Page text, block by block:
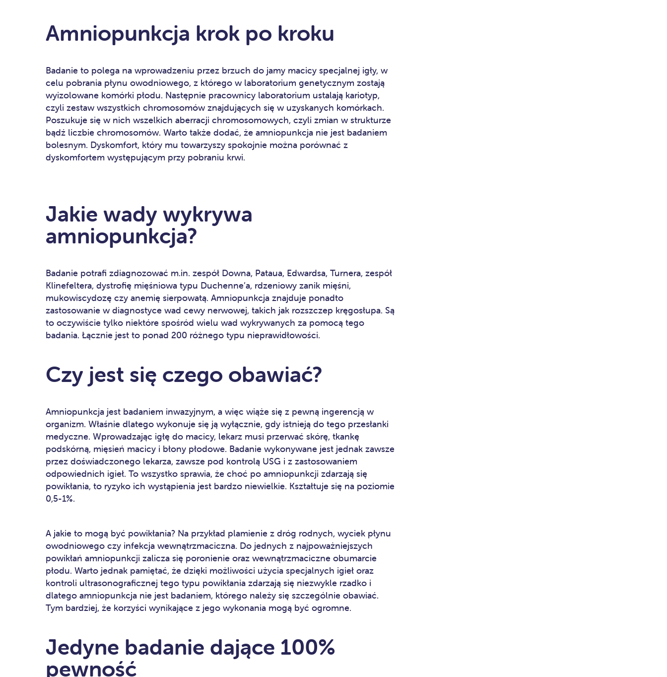
Amniopunkcja krok po kroku
Badanie to polega na wprowadzeniu przez brzuch do jamy macicy specjalnej igły, w
celu pobrania płynu owodniowego, z którego w laboratorium genetycznym zostają
wyizolowane komórki płodu. Następnie pracownicy laboratorium ustalają kariotyp,
czyli zestaw wszystkich chromosomów znajdujących się w uzyskanych komórkach.
Poszukuje się w nich wszelkich aberracji chromosomowych, czyli zmian w strukturze
bądź liczbie chromosomów. Warto także dodać, że amniopunkcja nie jest badaniem
bolesnym. Dyskomfort, który mu towarzyszy spokojnie można porównać z
dyskomfortem występującym przy pobraniu krwi.
Jakie wady wykrywa
amniopunkcja?
Badanie potrafi zdiagnozować m.in. zespół Downa, Pataua, Edwardsa, Turnera, zespół
Klinefeltera, dystrofię mięśniowa typu Duchenne’a, rdzeniowy zanik mięśni,
mukowiscydozę czy anemię sierpowatą. Amniopunkcja znajduje ponadto
zastosowanie w diagnostyce wad cewy nerwowej, takich jak rozszczep kręgosłupa. Są
to oczywiście tylko niektóre spośród wielu wad wykrywanych za pomocą tego
badania. Łącznie jest to ponad 200 różnego typu nieprawidłowości.
Czy jest się czego obawiać?
Amniopunkcja jest badaniem inwazyjnym, a więc wiąże się z pewną ingerencją w
organizm. Właśnie dlatego wykonuje się ją wyłącznie, gdy istnieją do tego przesłanki
medyczne. Wprowadzając igłę do macicy, lekarz musi przerwać skórę, tkankę
podskórną, mięsień macicy i błony płodowe. Badanie wykonywane jest jednak zawsze
przez doświadczonego lekarza, zawsze pod kontrolą USG i z zastosowaniem
odpowiednich igieł. To wszystko sprawia, że choć po amniopunkcji zdarzają się
powikłania, to ryzyko ich wystąpienia jest bardzo niewielkie. Kształtuje się na poziomie
0,5-1%.
A jakie to mogą być powikłania? Na przykład plamienie z dróg rodnych, wyciek płynu
owodniowego czy infekcja wewnątrzmaciczna. Do jednych z najpoważniejszych
powikłań amniopunkcji zalicza się poronienie oraz wewnątrzmaciczne obumarcie
płodu. Warto jednak pamiętać, że dzięki możliwości użycia specjalnych igieł oraz
kontroli ultrasonograficznej tego typu powikłania zdarzają się niezwykle rzadko i
dlatego amniopunkcja nie jest badaniem, którego należy się szczególnie obawiać.
Tym bardziej, że korzyści wynikające z jego wykonania mogą być ogromne.
Jedyne badanie dające 100%
pewność